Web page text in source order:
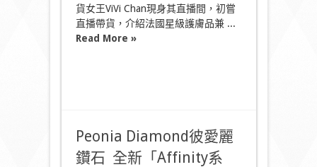
不
私
藏〉
中
貨女王ViVi Chan現身其直播間，初嘗
直播帶貨，介紹法國星級護膚品兼 ...
Read More »
Peonia Diamond彼愛麗
鑽石 全新「Affinity系